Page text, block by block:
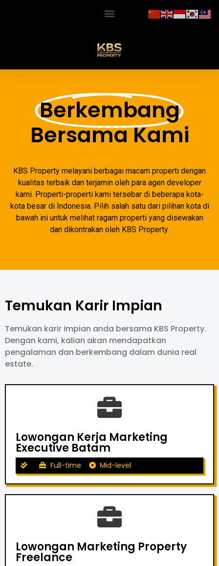
Berkembang
Bersama Kami
KBS Property melayani berbagai macam properti dengan
kualitas terbaik dan terjamin oleh para agen developer
kami. Properti-properti kami tersebar di beberapa kota-
kota besar di Indonesia. Pilih salah satu dari pilihan kota di
bawah ini untuk melihat ragam properti yang disewakan
dan dikontrakan oleh KBS Property.
Temukan Karir Impian
Temukan karir impian anda bersama KBS Property.
Dengan kami, kalian akan mendapatkan
pengalaman dan berkembang dalam dunia real
estate.
Lowongan Kerja Marketing
Executive Batam
Full-time Mid-level
Lowongan Marketing Property
Freelance